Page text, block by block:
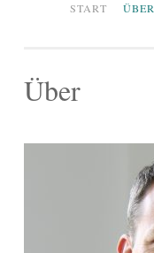
START ÜBER
Über